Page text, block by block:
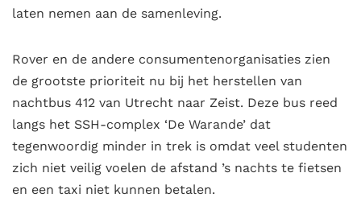
laten nemen aan de samenleving.
Rover en de andere consumentenorganisaties zien
de grootste prioriteit nu bij het herstellen van
nachtbus 412 van Utrecht naar Zeist. Deze bus reed
langs het SSH-complex ‘De Warande’ dat
tegenwoordig minder in trek is omdat veel studenten
zich niet veilig voelen de afstand ’s nachts te fietsen
en een taxi niet kunnen betalen.